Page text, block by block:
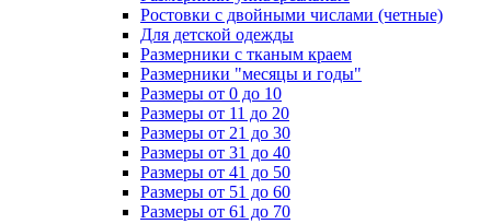
Ростовки с двойными числами (четные)
Для детской одежды
Размерники с тканым краем
Размерники "месяцы и годы"
Размеры от 0 до 10
Размеры от 11 до 20
Размеры от 21 до 30
Размеры от 31 до 40
Размеры от 41 до 50
Размеры от 51 до 60
Размеры от 61 до 70